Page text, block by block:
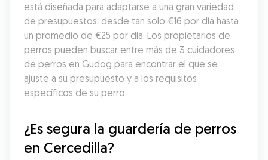
está diseñada para adaptarse a una gran variedad
de presupuestos, desde tan solo €16 por día hasta
un promedio de €25 por día. Los propietarios de
perros pueden buscar entre más de 3 cuidadores
de perros en Gudog para encontrar el que se
ajuste a su presupuesto y a los requisitos
específicos de su perro.
¿Es segura la guardería de perros
en Cercedilla?